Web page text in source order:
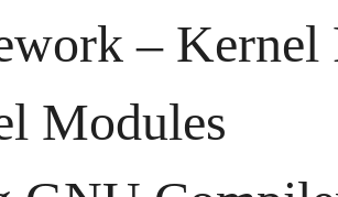
–
Modules